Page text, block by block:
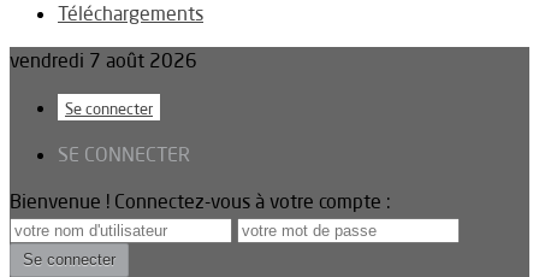
Téléchargements
vendredi 7 août 2026
Se connecter
SE CONNECTER
Bienvenue ! Connectez-vous à votre compte :